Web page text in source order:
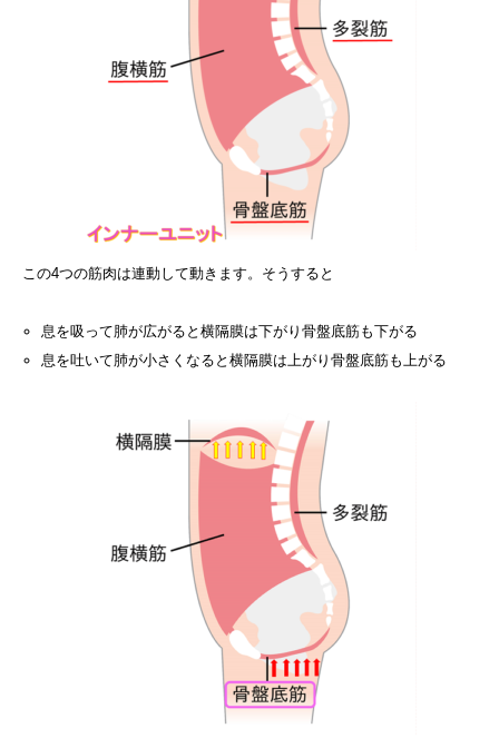
この4つの筋肉は連動して動きます。そうすると
息を吸って肺が広がると横隔膜は下がり骨盤底筋も下がる
息を吐いて肺が小さくなると横隔膜は上がり骨盤底筋も上がる